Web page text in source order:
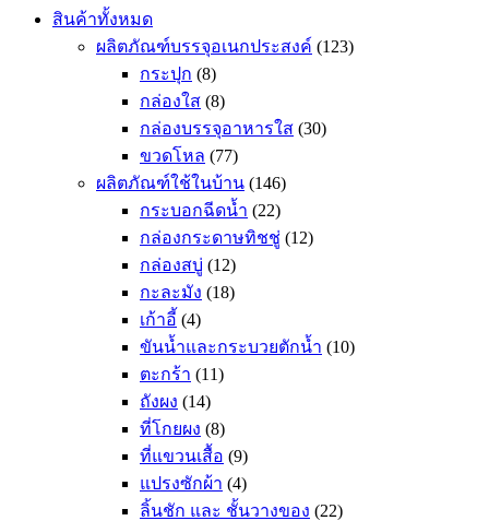
สินค้าทั้งหมด
ผลิตภัณฑ์บรรจุอเนกประสงค์ (123)
กระปุก (8)
กล่องใส (8)
กล่องบรรจุอาหารใส (30)
ขวดโหล (77)
ผลิตภัณฑ์ใช้ในบ้าน (146)
กระบอกฉีดน้ำ (22)
กล่องกระดาษทิชชู่ (12)
กล่องสบู่ (12)
กะละมัง (18)
เก้าอี้ (4)
ขันน้ำและกระบวยตักน้ำ (10)
ตะกร้า (11)
ถังผง (14)
ที่โกยผง (8)
ที่แขวนเสื้อ (9)
แปรงซักผ้า (4)
ลิ้นชัก และ ชั้นวางของ (22)